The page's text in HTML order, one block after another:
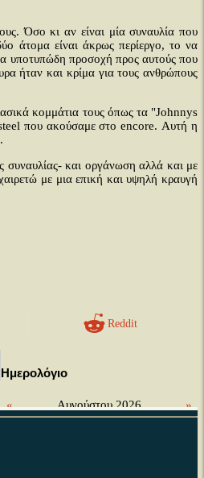
Όσο κι αν είναι μία συναυλία που
άτομα είναι άκρως περίεργο, το να
υποτυπώδη προσοχή προς αυτούς που
ήταν και κρίμα για τους ανθρώπους
κομμάτια τους όπως τα "Johnnys
που ακούσαμε στο encore. Αυτή η
και οργάνωση αλλά και με
με μια επική και υψηλή κραυγή
Reddit
Ημερολόγιο
« Αυγούστου 2026 »